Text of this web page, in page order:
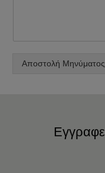
Αποστολή Μηνύματος